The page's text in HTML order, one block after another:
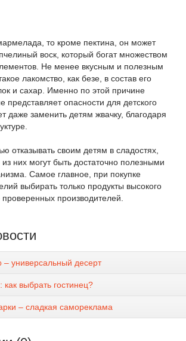
то кроме пектина, он может
воск, который богат множеством
Не менее вкусным и полезным
лакомство, как безе, в состав его
и сахар. Именно по этой причине
представляет опасности для детского
даже заменить детям жвачку, благодаря
отказывать своим детям в сладостях,
из них могут быть достаточно полезными
Самое главное, при покупке
выбирать только продукты высокого
проверенных производителей.
универсальный десерт
как выбрать гостинец?
– сладкая самореклама